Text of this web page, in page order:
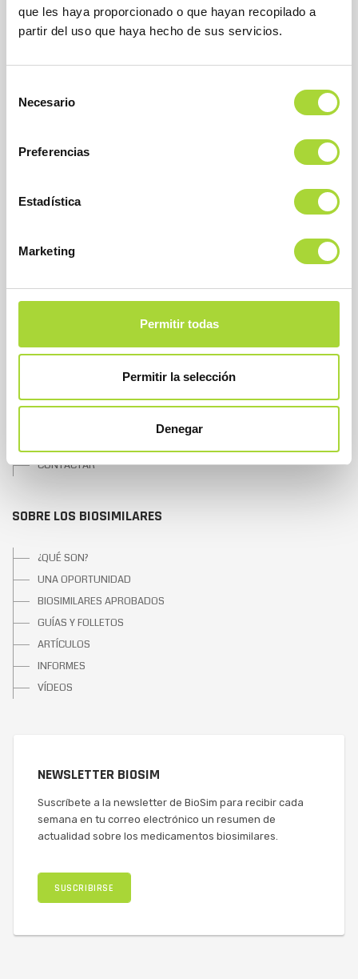
que les haya proporcionado o que hayan recopilado a
partir del uso que haya hecho de sus servicios.
Necesario
Preferencias
Estadística
Marketing
Permitir todas
Permitir la selección
Denegar
BioSim
Dirección
28027 Madrid
SOBRE BIOSIM
JUNTA DIRECTIVA
ASOCIADOS
CONTACTAR
SOBRE LOS BIOSIMILARES
¿QUÉ SON?
UNA OPORTUNIDAD
BIOSIMILARES APROBADOS
GUÍAS Y FOLLETOS
ARTÍCULOS
INFORMES
VÍDEOS
NEWSLETTER BIOSIM
Suscríbete a la newsletter de BioSim para recibir cada
semana en tu correo electrónico un resumen de
actualidad sobre los medicamentos biosimilares.
SUSCRIBIRSE